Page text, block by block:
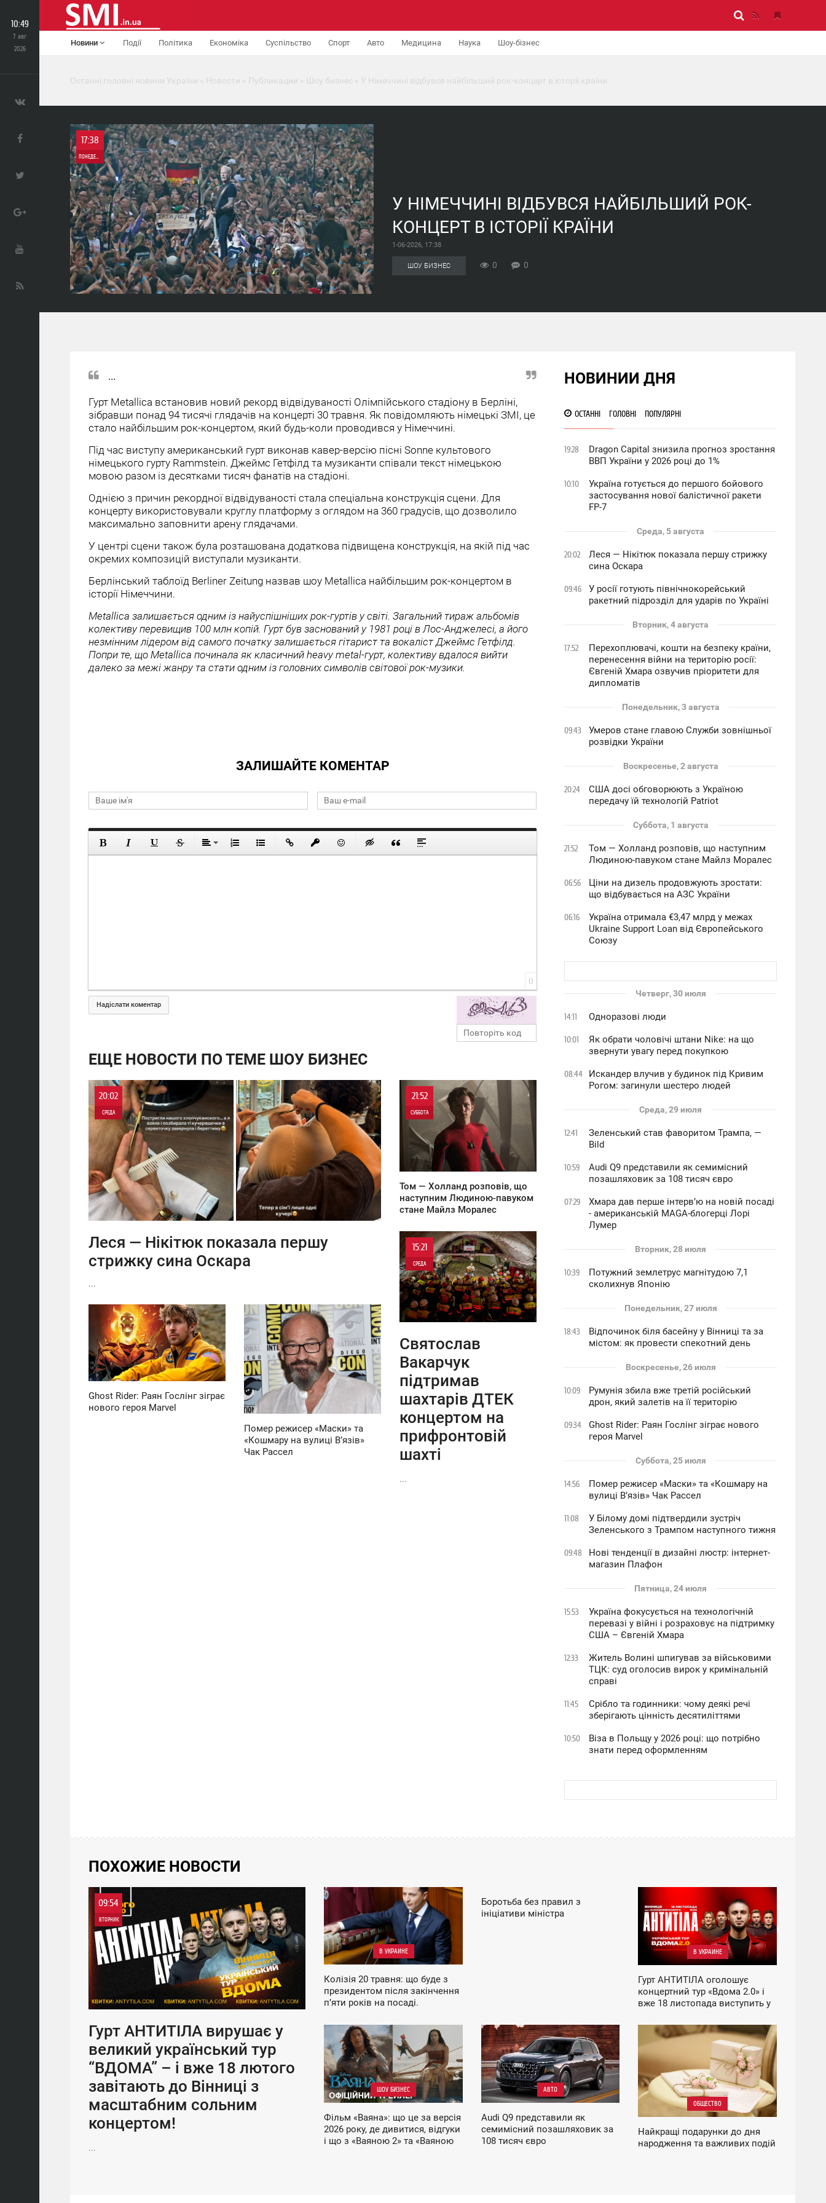
Новини Події Політика Економіка Суспільство Спорт Авто Медицина Наука Шоу-бізнес
10:49
7 авг
2026
Останні головні новини України Новости Публикации Шоу бизнес » У Німеччині відбувся найбільший рок-концерт в історії країни
17:38
ПОНЕДЕЛЬНИК
0
0
У НІМЕЧЧИНІ ВІДБУВСЯ НАЙБІЛЬШИЙ РОК-
КОНЦЕРТ В ІСТОРІЇ КРАЇНИ
1-06-2026, 17:38
ШОУ БИЗНЕС 0 0
...
Гурт Metallica встановив новий рекорд відвідуваності Олімпійського стадіону в Берліні,
зібравши понад 94 тисячі глядачів на концерті 30 травня. Як повідомляють німецькі ЗМІ, це
стало найбільшим рок-концертом, який будь-коли проводився у Німеччині.
Під час виступу американський гурт виконав кавер-версію пісні Sonne культового
німецького гурту Rammstein. Джеймс Гетфілд та музиканти співали текст німецькою
мовою разом із десятками тисяч фанатів на стадіоні.
Однією з причин рекордної відвідуваності стала спеціальна конструкція сцени. Для
концерту використовували круглу платформу з оглядом на 360 градусів, що дозволило
максимально заповнити арену глядачами.
У центрі сцени також була розташована додаткова підвищена конструкція, на якій під час
окремих композицій виступали музиканти.
Берлінський таблоїд Berliner Zeitung назвав шоу Metallica найбільшим рок-концертом в
історії Німеччини.
Metallica залишається одним із найуспішніших рок-гуртів у світі. Загальний тираж альбомів
колективу перевищив 100 млн копій. Гурт був заснований у 1981 році в Лос-Анджелесі, а його
незмінним лідером від самого початку залишається гітарист та вокаліст Джеймс Гетфілд.
Попри те, що Metallica починала як класичний heavy metal-гурт, колективу вдалося вийти
далеко за межі жанру та стати одним із головних символів світової рок-музики.
ЗАЛИШАЙТЕ КОМЕНТАР
0
Надіслати коментар
ЕЩЕ НОВОСТИ ПО ТЕМЕ ШОУ БИЗНЕС
20:02
СРЕДА
Леся — Нікітюк показала першу
стрижку сина Оскара
...
Ghost Rider: Раян Гослінг зіграє
нового героя Marvel
14:56
СУББОТА
Помер режисер «Маски» та
«Кошмару на вулиці В’язів»
Чак Рассел
21:52
СУББОТА
0
Том — Холланд розповів, що
наступним Людиною-павуком
стане Майлз Моралес
15:21
СРЕДА
0
0
Святослав
Вакарчук
підтримав
шахтарів ДТЕК
концертом на
прифронтовій
шахті
...
НОВИНИИ ДНЯ
ОСТАННІ ГОЛОВНІ ПОПУЛЯРНІ
19:28
Dragon Capital знизила прогноз зростання
ВВП України у 2026 році до 1%
10:10
Україна готується до першого бойового
застосування нової балістичної ракети
FP-7
Среда, 5 августа
20:02
Леся — Нікітюк показала першу стрижку
сина Оскара
09:46
У росії готують північнокорейський
ракетний підрозділ для ударів по Україні
Вторник, 4 августа
17:52
Перехоплювачі, кошти на безпеку країни,
перенесення війни на територію росії:
Євгеній Хмара озвучив пріоритети для
дипломатів
Понедельник, 3 августа
09:43
Умеров стане главою Служби зовнішньої
розвідки України
Воскресенье, 2 августа
20:24
США досі обговорюють з Україною
передачу їй технологій Patriot
Суббота, 1 августа
21:52
Том — Холланд розповів, що наступним
Людиною-павуком стане Майлз Моралес
06:56
Ціни на дизель продовжують зростати:
що відбувається на АЗС України
06:16
Україна отримала €3,47 млрд у межах
Ukraine Support Loan від Європейського
Союзу
Четверг, 30 июля
14:11 Одноразові люди
10:01
Як обрати чоловічі штани Nike: на що
звернути увагу перед покупкою
08:44
Искандер влучив у будинок під Кривим
Рогом: загинули шестеро людей
Среда, 29 июля
12:41
Зеленський став фаворитом Трампа, —
Bild
10:59
Audi Q9 представили як семимісний
позашляховик за 108 тисяч євро
07:29
Хмара дав перше інтервʼю на новій посаді
- американській MAGA-блогерці Лорі
Лумер
Вторник, 28 июля
10:39
Потужний землетрус магнітудою 7,1
сколихнув Японію
Понедельник, 27 июля
18:43
Відпочинок біля басейну у Вінниці та за
містом: як провести спекотний день
Воскресенье, 26 июля
10:09
Румунія збила вже третій російський
дрон, який залетів на її територію
09:34
Ghost Rider: Раян Гослінг зіграє нового
героя Marvel
Суббота, 25 июля
14:56
Помер режисер «Маски» та «Кошмару на
вулиці В’язів» Чак Рассел
11:08
У Білому домі підтвердили зустріч
Зеленського з Трампом наступного тижня
09:48
Нові тенденції в дизайні люстр: інтернет-
магазин Плафон
Пятница, 24 июля
15:53
Україна фокусується на технологічній
перевазі у війні і розраховує на підтримку
США – Євгеній Хмара
12:33
Житель Волині шпигував за військовими
ТЦК: суд оголосив вирок у кримінальній
справі
11:45
Срібло та годинники: чому деякі речі
зберігають цінність десятиліттями
10:50
Віза в Польщу у 2026 році: що потрібно
знати перед оформленням
ПОХОЖИЕ НОВОСТИ
09:54
ВТОРНИК
Гурт АНТИТІЛА вирушає у
великий український тур
“ВДОМА” – і вже 18 лютого
завітають до Вінниці з
масштабним сольним
концертом!
...
В УКРАИНЕ
Колізія 20 травня: що буде з
президентом після закінчення
п’яти років на посаді.
Боротьба без правил з
ініціативи міністра
В УКРАИНЕ
Гурт АНТИТІЛА оголошує
концертний тур «Вдома 2.0» і
вже 18 листопада виступить у
ШОУ БИЗНЕС
Фільм «Ваяна»: що це за версія
2026 року, де дивитися, відгуки
і що з «Ваяною 2» та «Ваяною
АВТО
Audi Q9 представили як
семимісний позашляховик за
108 тисяч євро
ОБЩЕСТВО
11:19
ЧЕТВЕРГ
Найкращі подарунки до дня
народження та важливих подій